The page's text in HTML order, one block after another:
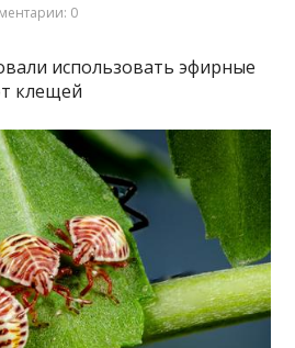
0
использовать эфирные
клещей